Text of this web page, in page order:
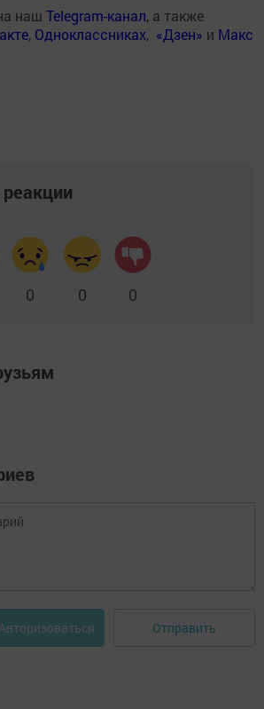
наш Telegram-канал, а также
, Одноклассниках, «Дзен» и Макс
0 0 0
Отправить